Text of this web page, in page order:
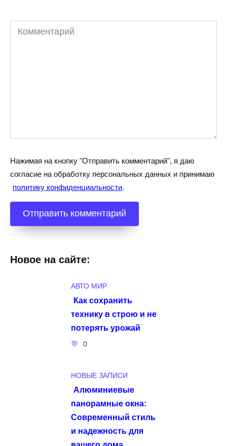
Комментарий
Нажимая на кнопку "Отправить комментарий", я даю
согласие на обработку персональных данных и принимаю
политику конфиденциальности.
Новое на сайте:
АВТО МИР
Как сохранить
технику в строю и не
потерять урожай
0
НОВЫЕ ЗАПИСИ
Алюминиевые
панорамные окна:
Современный стиль
и надежность для
вашего дома